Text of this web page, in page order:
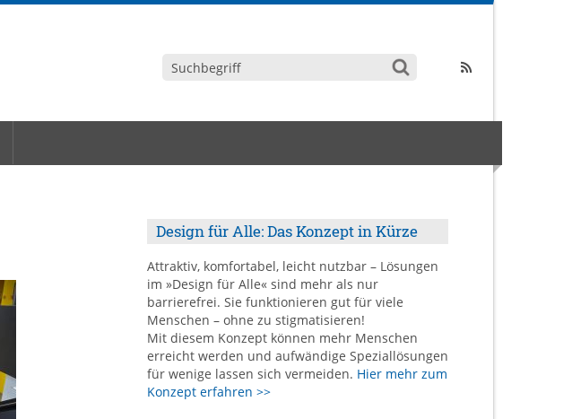
Design für Alle: Das Konzept in Kürze
Attraktiv, komfortabel, leicht nutzbar – Lösungen
im »Design für Alle« sind mehr als nur
barrierefrei. Sie funktionieren gut für viele
Menschen – ohne zu stigmatisieren!
Mit diesem Konzept können mehr Menschen
erreicht werden und aufwändige Speziallösungen
für wenige lassen sich vermeiden. Hier mehr zum
Konzept erfahren >>